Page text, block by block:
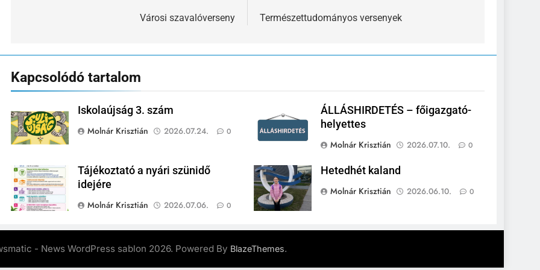
Városi szavalóverseny
Természettudományos versenyek
Kapcsolódó tartalom
Iskolaújság 3. szám
Molnár Krisztián
2026.07.24. 0
ÁLLÁSHIRDETÉS – főigazgató-
helyettes
Molnár Krisztián
2026.07.10. 0
Tájékoztató a nyári szünidő
idejére
Molnár Krisztián
2026.07.06. 0
Hetedhét kaland
Molnár Krisztián
2026.06.10. 0
- News WordPress sablon 2026. Powered By BlazeThemes.